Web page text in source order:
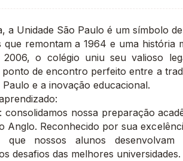
a Unidade São Paulo é um símbolo
que remontam a 1964 e uma história
o colégio uniu seu valioso
de encontro perfeito entre a
e a inovação educacional.
consolidamos nossa preparação
Anglo. Reconhecido por sua
que nossos alunos desenvolvam
desafios das melhores universidades.